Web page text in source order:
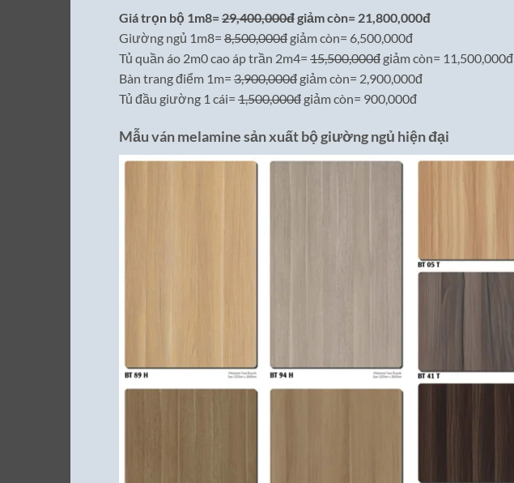
Giá trọn bộ 1m8=29,400,000đgiảm còn= 21,800,000đ
Giường ngủ 1m8= 8,500,000đ giảm còn= 6,500,000đ
Tủ quần áo 2m0 cao áp trần 2m4= 15,500,000đ giảm còn= 11,500,000đ
Bàn trang điểm 1m= 3,900,000đ giảm còn= 2,900,000đ
Tủ đầu giường 1 cái= 1,500,000đ giảm còn= 900,000đ
Mẫu ván melamine sản xuất bộ giường ngủ hiện đại